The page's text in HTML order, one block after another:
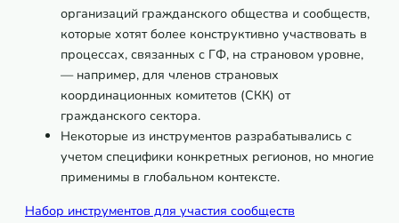
организаций гражданского общества и сообществ,
которые хотят более конструктивно участвовать в
процессах, связанных с ГФ, на страновом уровне,
— например, для членов страновых
координационных комитетов (СКК) от
гражданского сектора.
Некоторые из инструментов разрабатывались с
учетом специфики конкретных регионов, но многие
применимы в глобальном контексте.
Набор инструментов для участия сообществ